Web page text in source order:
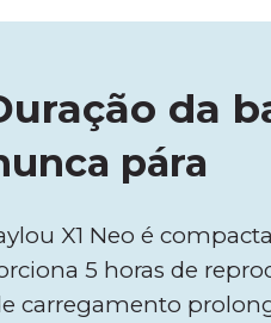
da
pára
X1 Neo é
5 horas de
carregamento